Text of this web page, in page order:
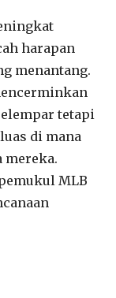
harapan
menantang.
tetapi
di mana
mereka.
MLB